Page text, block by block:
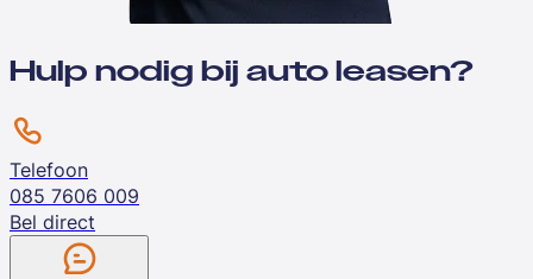
Hulp nodig bij auto leasen?
Telefoon
085 7606 009
Bel direct